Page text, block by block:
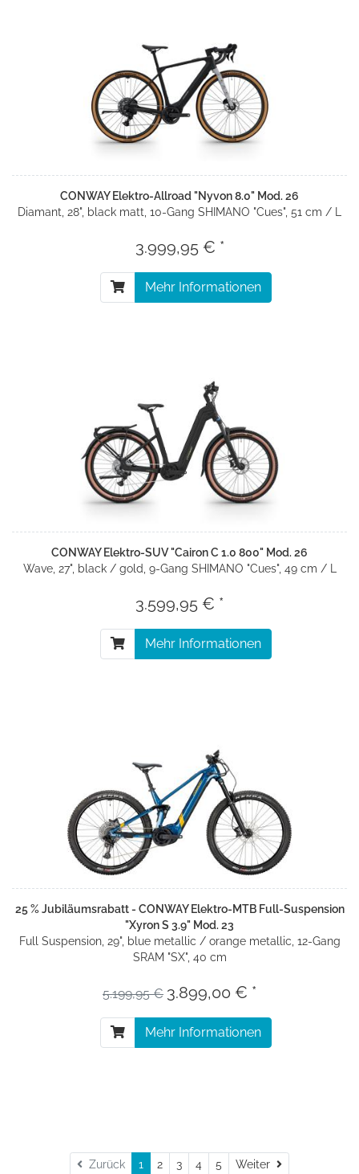
CONWAY Elektro-Allroad "Nyvon 8.0" Mod. 26
Diamant, 28", black matt, 10-Gang SHIMANO "Cues", 51 cm / L
3.999,95 € *
Mehr Informationen
CONWAY Elektro-SUV "Cairon C 1.0 800" Mod. 26
Wave, 27", black / gold, 9-Gang SHIMANO "Cues", 49 cm / L
3.599,95 € *
Mehr Informationen
25 % Jubiläumsrabatt - CONWAY Elektro-MTB Full-Suspension
"Xyron S 3.9" Mod. 23
Full Suspension, 29", blue metallic / orange metallic, 12-Gang
SRAM "SX", 40 cm
5.199,95 € 3.899,00 € *
Mehr Informationen
Zurück 1 2 3 4 5 Weiter Weiter